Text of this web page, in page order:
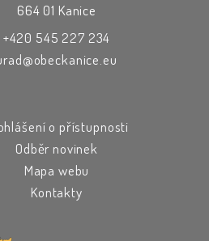
664 01 Kanice
+420 545 227 234
o přístupnosti
Odběr novinek
Mapa webu
Kontakty